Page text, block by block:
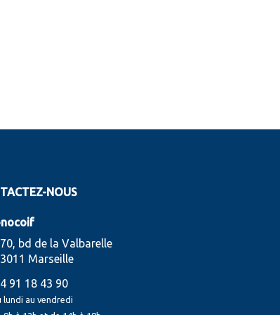
NOUS
bd de la Valbarelle
Marseille
91 18 43 90
lundi au vendredi